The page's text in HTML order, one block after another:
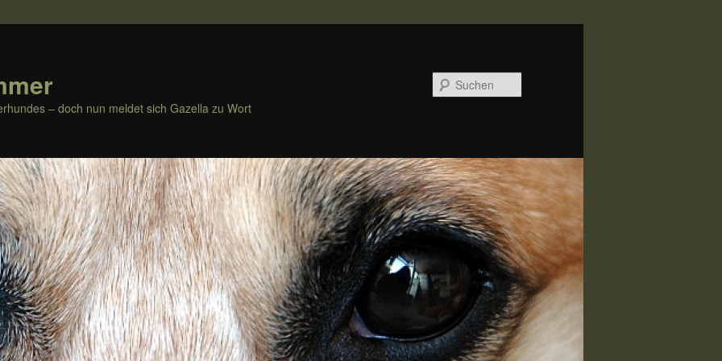
– doch nun meldet sich Gazella zu Wort